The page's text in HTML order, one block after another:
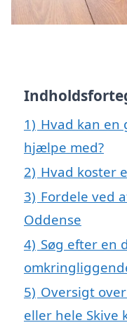
1) Hvad kan
hjælpe med?
2) Hvad koster
3) Fordele ved
Oddense
4) Søg efter en
5) Oversigt
eller hele Skive